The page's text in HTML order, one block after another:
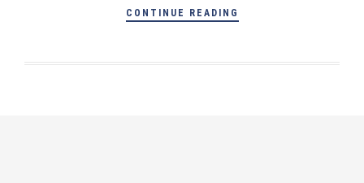
CONTINUE READING